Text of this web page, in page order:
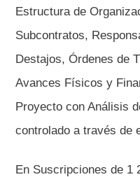
Estructura de
Subcontratos,
Destajos, Órdenes de
Avances Físicos y
Proyecto con Análisis
controlado a través de
En Suscripciones de 1